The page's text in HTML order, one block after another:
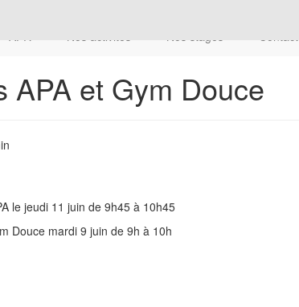
AFR
Nos activités Nos stages Contact
APA et Gym Douce
le jeudi 11 juin de 9h45 à 10h45
Douce mardi 9 juin de 9h à 10h